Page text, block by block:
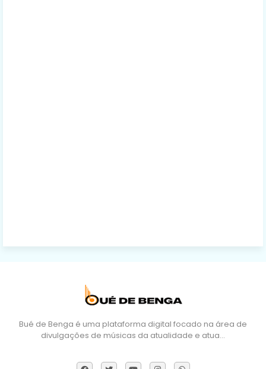
Bué de Benga é uma plataforma digital focado na área de
divulgações de músicas da atualidade e atua…